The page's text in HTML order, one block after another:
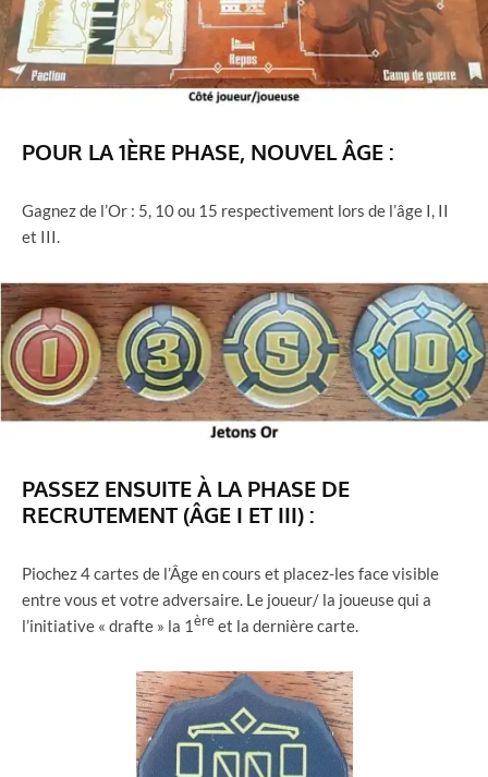
POUR LA 1ÈRE PHASE, NOUVELÂGE :
Gagnez de l’Or : 5, 10 ou 15 respectivement lors de l’âge I, II
et III.
PASSEZ ENSUITE À LA PHASE DE
RECRUTEMENT (ÂGE I ET III) :
Piochez 4 cartes de l’Âge en cours et placez-les face visible
entre vous et votre adversaire. Le joueur/ la joueuse qui a
l’initiative « drafte » la 1 ère et la dernière carte.